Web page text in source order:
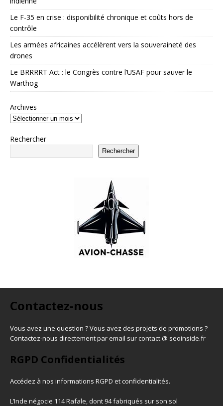
Le F-35 en crise : disponibilité chronique et coûts hors de
contrôle
Les armées africaines accélèrent vers la souveraineté des
drones
Le BRRRRT Act : le Congrès contre l’USAF pour sauver le
Warthog
Archives
Rechercher
Rechercher
Contactez-nous
Vous avez une question ? Vous avez des projets de promotions ?
Contactez-nous directement par email sur contact @ seoinside.fr
RGPD Confidentialités
Accédez à nos informations RGPD et confidentialités.
L’Inde négocie 114 Rafale, dont 94 fabriqués sur son sol